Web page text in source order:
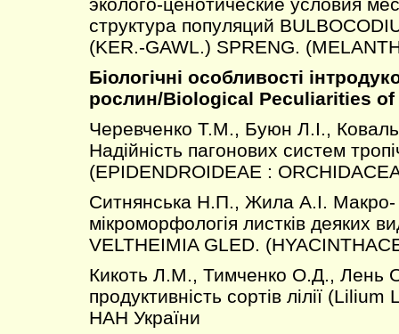
структура популяций
(KER.-GAWL.) SPRENG.
Біологічні особливості
рослин/Biological Peculiarities
Черевченко Т.М., Буюн Л.І.,
Надійність пагонових систем
(EPIDENDROIDEAE :
Ситнянська Н.П., Жила А.І. Макро-
мікроморфологія листків деяких
VELTHEIMIA GLED.
Кикоть Л.М., Тимченко О.Д., Лень
продуктивність сортів лілії (Lilium
НАН України